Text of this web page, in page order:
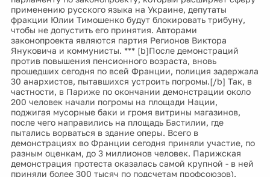
применению русского языка на Украине, депутаты
фракции Юлии Тимошенко будут блокировать трибуну,
чтобы не допустить его принятия. Авторами
законопроекта являются партия Регионов Виктора
Януковича и коммунисты. *** [b]После демонстраций
против повышения пенсионного возраста, вновь
прошедших сегодня по всей Франции, полиция задержала
30 анархистов, пытавшихся устроить погромы.[/b] Так, в
частности, в Париже по окончании демонстрации около
200 человек начали погромы на площади Нации,
поджигая мусорные баки и громя витрины магазинов,
после чего направились на площадь Бастилии, где
пытались ворваться в здание оперы. Всего в
демонстрациях во Франции сегодня приняли участие, по
разным оценкам, до 3 миллионов человек. Парижская
демонстрация протеста оказалась самой крупной - в ней
приняли более 300 тысяч по подсчетам профсоюзов).